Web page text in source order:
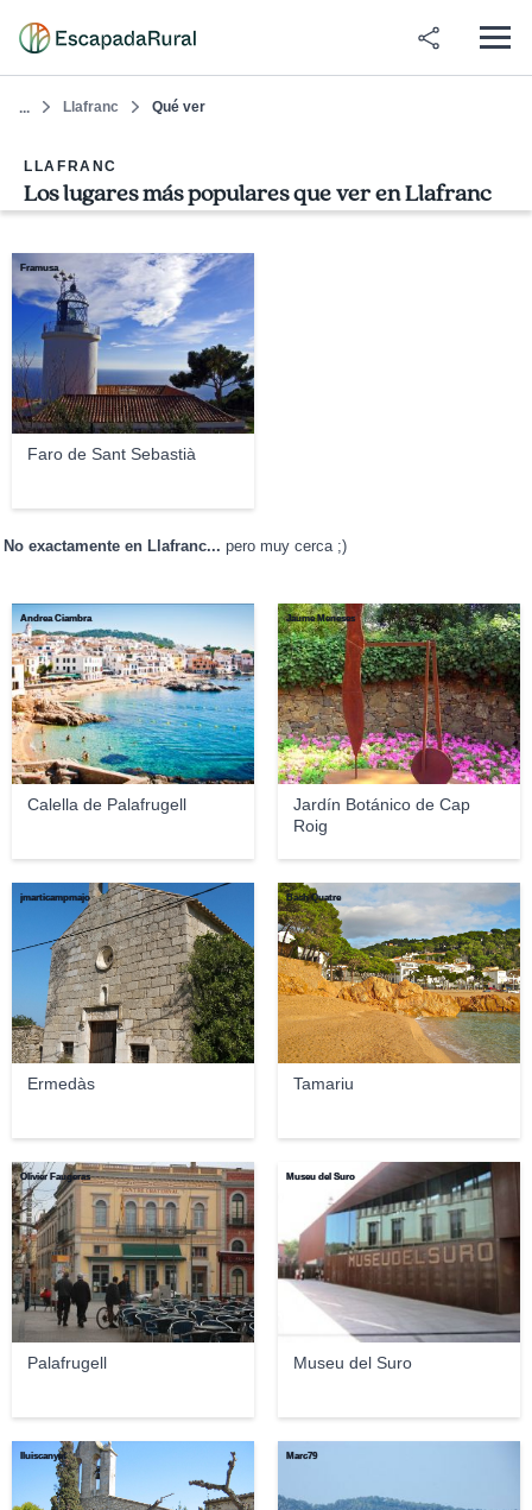
... Llafranc Qué ver
LLAFRANC
Los lugares más populares que ver en Llafranc
Faro de Sant Sebastià
Framusa
No exactamente en Llafranc... pero muy cerca ;)
Calella de Palafrugell
Andrea Ciambra
Jardín Botánico de Cap
Roig
Jaume Meneses
Ermedàs
jmarticampmajo
Tamariu
Bach Quatre
Palafrugell
Olivier Faugeras
Museu del Suro
Museu del Suro
lluiscanyet Marc79